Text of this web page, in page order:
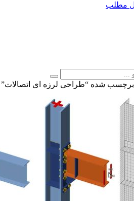
مطلب
شده “طراحی لرزه ای اتصالات”